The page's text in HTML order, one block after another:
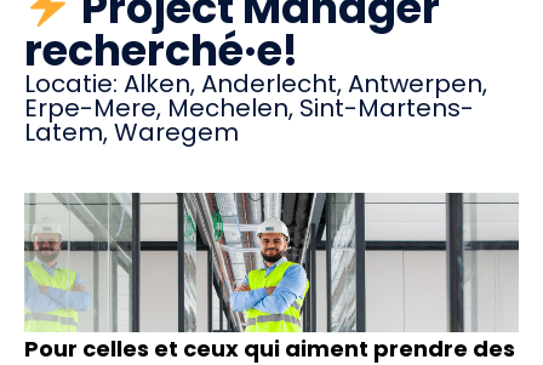
recherché·e!
Locatie: Alken,Anderlecht,Antwerpen,
Erpe-Mere, Mechelen, Sint-Martens-
Latem,Waregem
Pour celles et ceux qui aiment prendre des